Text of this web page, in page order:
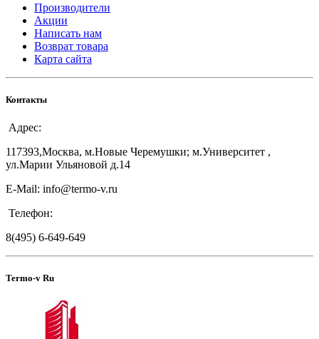
Производители
Акции
Написать нам
Возврат товара
Карта сайта
Контакты
Адрес:
117393,Москва, м.Новые Черемушки; м.Университет ,
ул.Марии Ульяновой д.14
E-Mail: info@termo-v.ru
Телефон:
8(495) 6-649-649
Termo-v Ru